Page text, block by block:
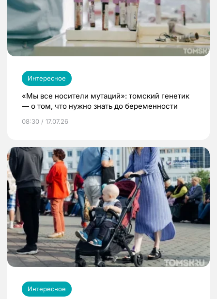
Интересное
«Мы все носители мутаций»: томский генетик
— о том, что нужно знать до беременности
08:30 / 17.07.26
Интересное